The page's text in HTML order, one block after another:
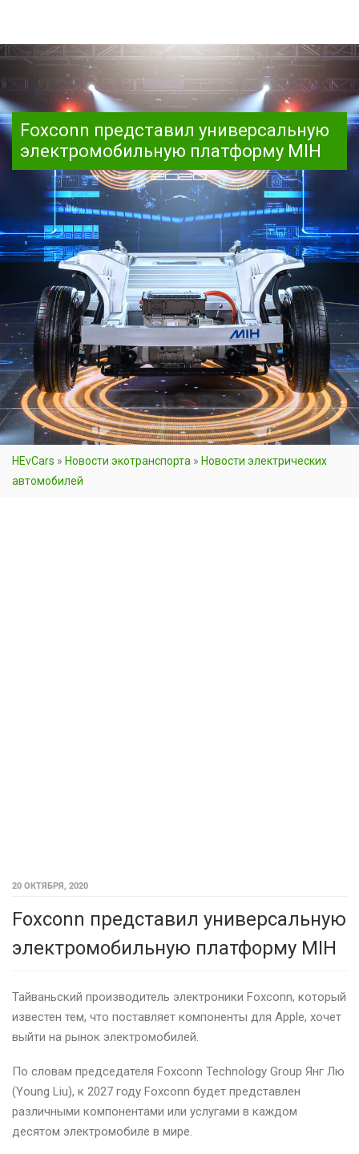
Foxconn представил универсальную
электромобильную платформу MIH
HEvCars » Новости экотранспорта » Новости электрических
автомобилей
20 ОКТЯБРЯ, 2020
Foxconn представил универсальную
электромобильную платформу MIH
Тайваньский производитель электроники Foxconn, который
известен тем, что поставляет компоненты для Apple, хочет
выйти на рынок электромобилей.
По словам председателя Foxconn Technology Group Янг Лю
(Young Liu), к 2027 году Foxconn будет представлен
различными ​​компонентами или услугами в каждом
десятом электромобиле в мире.